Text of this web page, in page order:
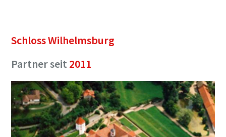
Schloss Wilhelmsburg
Partner seit2011